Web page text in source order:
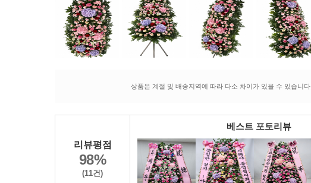
상품은 계절 및 배송지역에 따라 다소 차이가 있을 수 있습니다.
리뷰평점
98%
(11건)
베스트 포토리뷰